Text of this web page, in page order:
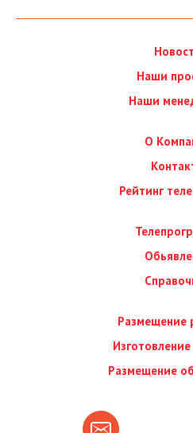
Наши
Наши
О
Рейтинг
Размещение
Размещение